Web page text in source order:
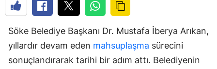
Söke Belediye Başkanı Dr. Mustafa İberya Arıkan,
yıllardır devam eden mahsuplaşma sürecini
sonuçlandırarak tarihi bir adım attı. Belediyenin